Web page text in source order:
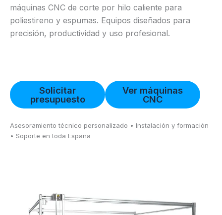
máquinas CNC de corte por hilo caliente para
poliestireno y espumas. Equipos diseñados para
precisión, productividad y uso profesional.
Solicitar
presupuesto
Ver máquinas
CNC
Asesoramiento técnico personalizado • Instalación y formación
• Soporte en toda España